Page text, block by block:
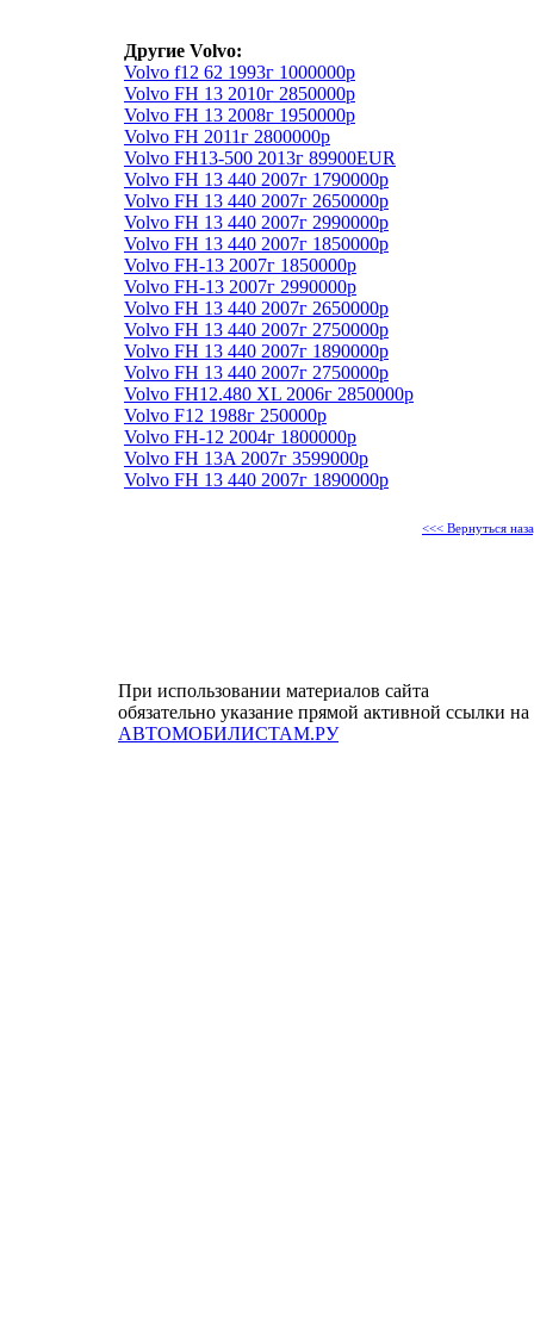
Другие Volvo:
Volvo f12 62 1993г 1000000р
Volvo FH 13 2010г 2850000р
Volvo FH 13 2008г 1950000р
Volvo FH 2011г 2800000р
Volvo FH13-500 2013г 89900EUR
Volvo FH 13 440 2007г 1790000р
Volvo FH 13 440 2007г 2650000р
Volvo FH 13 440 2007г 2990000р
Volvo FH 13 440 2007г 1850000р
Volvo FH-13 2007г 1850000р
Volvo FH-13 2007г 2990000р
Volvo FH 13 440 2007г 2650000р
Volvo FH 13 440 2007г 2750000р
Volvo FH 13 440 2007г 1890000р
Volvo FH 13 440 2007г 2750000р
Volvo FH12.480 XL 2006г 2850000р
Volvo F12 1988г 250000р
Volvo FH-12 2004г 1800000р
Volvo FH 13A 2007г 3599000р
Volvo FH 13 440 2007г 1890000р
<<< Вернуться
При использовании материалов сайта
обязательно указание прямой активной ссылки на
АВТОМОБИЛИСТАМ.РУ